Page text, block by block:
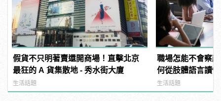
假貨不只明著賣還開商場！直擊北京
最狂的 A 貨集散地 - 秀水街大廈
生活話題
職場怎能不會察
何從肢體語言讀
生活話題